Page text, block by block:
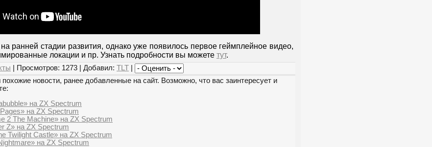
ранней стадии развития, однако уже появилось первое геймплейное видео,
локации и пр. Узнать подробности вы можете тут.
| Просмотров: 1273 | Добавил: TLT
новости, ранее добавленные на сайт. Возможно, что вас заинтересует и
на ZX Spectrum
на ZX Spectrum
2 The Machine» на ZX Spectrum
Z» на ZX Spectrum
Twilight Castle» на ZX Spectrum
на ZX Spectrum